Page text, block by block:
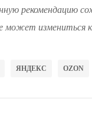
рекомендацию
может измениться
ЯНДЕКС OZON